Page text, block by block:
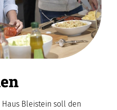
Bleistein soll den